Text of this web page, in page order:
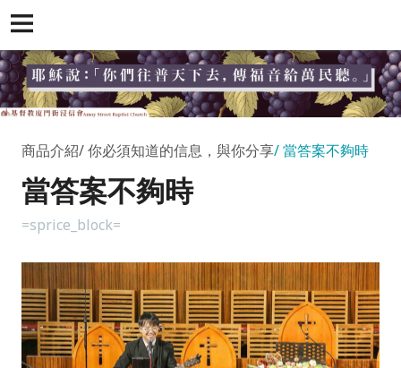
商品介紹 你必須知道的信息，與你分享 當答案不夠時
當答案不夠時
=sprice_block=